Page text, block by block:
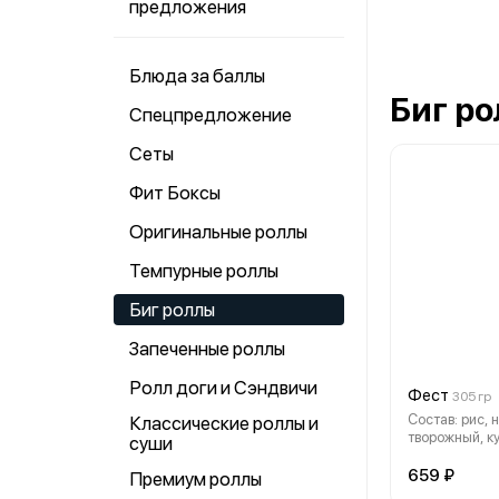
предложения
Блюда за баллы
Спецпредложение
Сеты
Фит Боксы
Оригинальные роллы
Темпурные роллы
Биг роллы
Запеченные роллы
Ролл доги и Сэндвичи
Классические роллы и
суши
Премиум роллы
Биг
Фест 305 гр
Состав: рис,
творожный,
В комплекте:
659 ₽